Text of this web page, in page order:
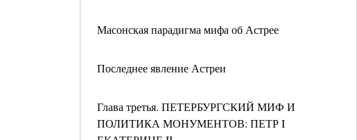
Масонская парадигма мифа об Астрее
Последнее явление Астреи
Глава третья. ПЕТЕРБУРГСКИЙ МИФ И
ПОЛИТИКА МОНУМЕНТОВ: ПЕТР I